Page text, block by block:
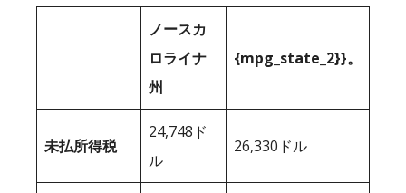
ノースカ
ロライナ
州
{mpg_state_2}}。
未払所得税
24,748ド
ル
26,330ドル